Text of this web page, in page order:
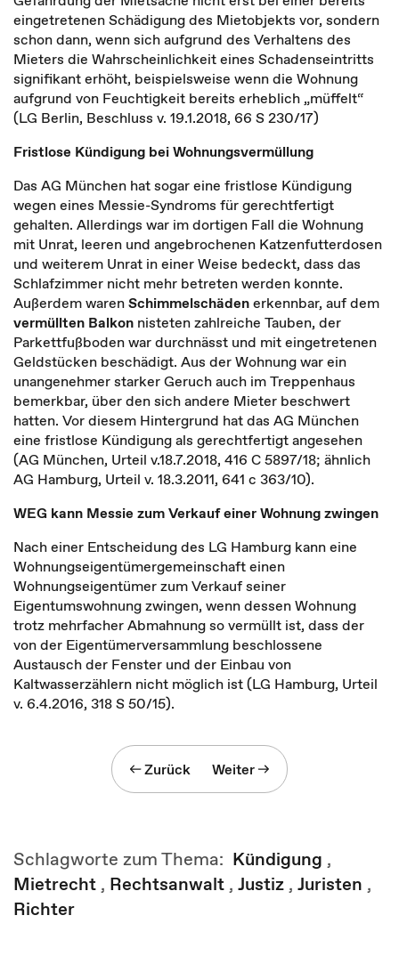
eingetretenen Schädigung des Mietobjekts vor, sondern
schon dann, wenn sich aufgrund des Verhaltens des
Mieters die Wahrscheinlichkeit eines Schadenseintritts
signifikant erhöht, beispielsweise wenn die Wohnung
aufgrund von Feuchtigkeit bereits erheblich „müffelt“
(LG Berlin, Beschluss v. 19.1.2018, 66 S 230/17)
Fristlose Kündigung bei Wohnungsvermüllung
Das AG München hat sogar eine fristlose Kündigung
wegen eines Messie-Syndroms für gerechtfertigt
gehalten. Allerdings war im dortigen Fall die Wohnung
mit Unrat, leeren und angebrochenen Katzenfutterdosen
und weiterem Unrat in einer Weise bedeckt, dass das
Schlafzimmer nicht mehr betreten werden konnte.
Außerdem warenSchimmelschädenerkennbar, auf dem
vermüllten Balkon nisteten zahlreiche Tauben, der
Parkettfußboden war durchnässt und mit eingetretenen
Geldstücken beschädigt. Aus der Wohnung war ein
unangenehmer starker Geruch auch im Treppenhaus
bemerkbar, über den sich andere Mieter beschwert
hatten. Vor diesem Hintergrund hat das AG München
eine fristlose Kündigung als gerechtfertigt angesehen
(AG München, Urteil v.18.7.2018, 416 C 5897/18; ähnlich
AG Hamburg, Urteil v. 18.3.2011, 641 c 363/10).
WEG kann Messie zum Verkauf einer Wohnung zwingen
Nach einer Entscheidung des LG Hamburg kann eine
Wohnungseigentümergemeinschaft einen
Wohnungseigentümer zum Verkauf seiner
Eigentumswohnung zwingen, wenn dessen Wohnung
trotz mehrfacher Abmahnung so vermüllt ist, dass der
von der Eigentümerversammlung beschlossene
Austausch der Fenster und der Einbau von
Kaltwasserzählern nicht möglich ist (LG Hamburg, Urteil
v. 6.4.2016, 318 S 50/15).
Zurück Weiter
Schlagworte zum Thema: Kündigung ,
Mietrecht , Rechtsanwalt , Justiz , Juristen ,
Richter